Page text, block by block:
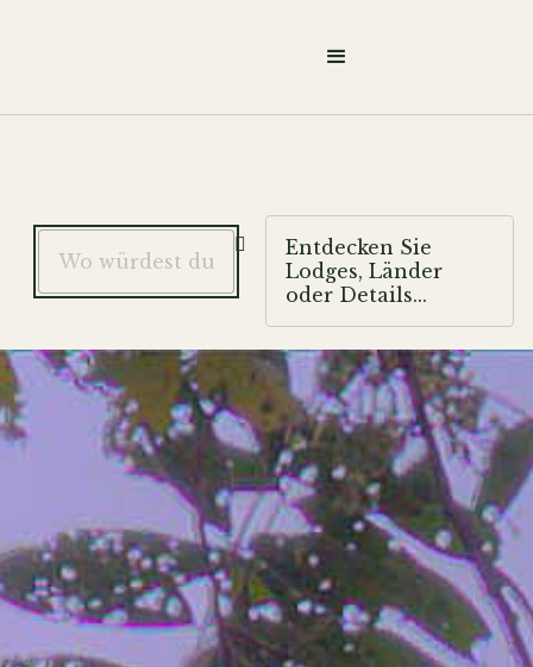

Entdecken Sie
Lodges, Länder
oder Details...